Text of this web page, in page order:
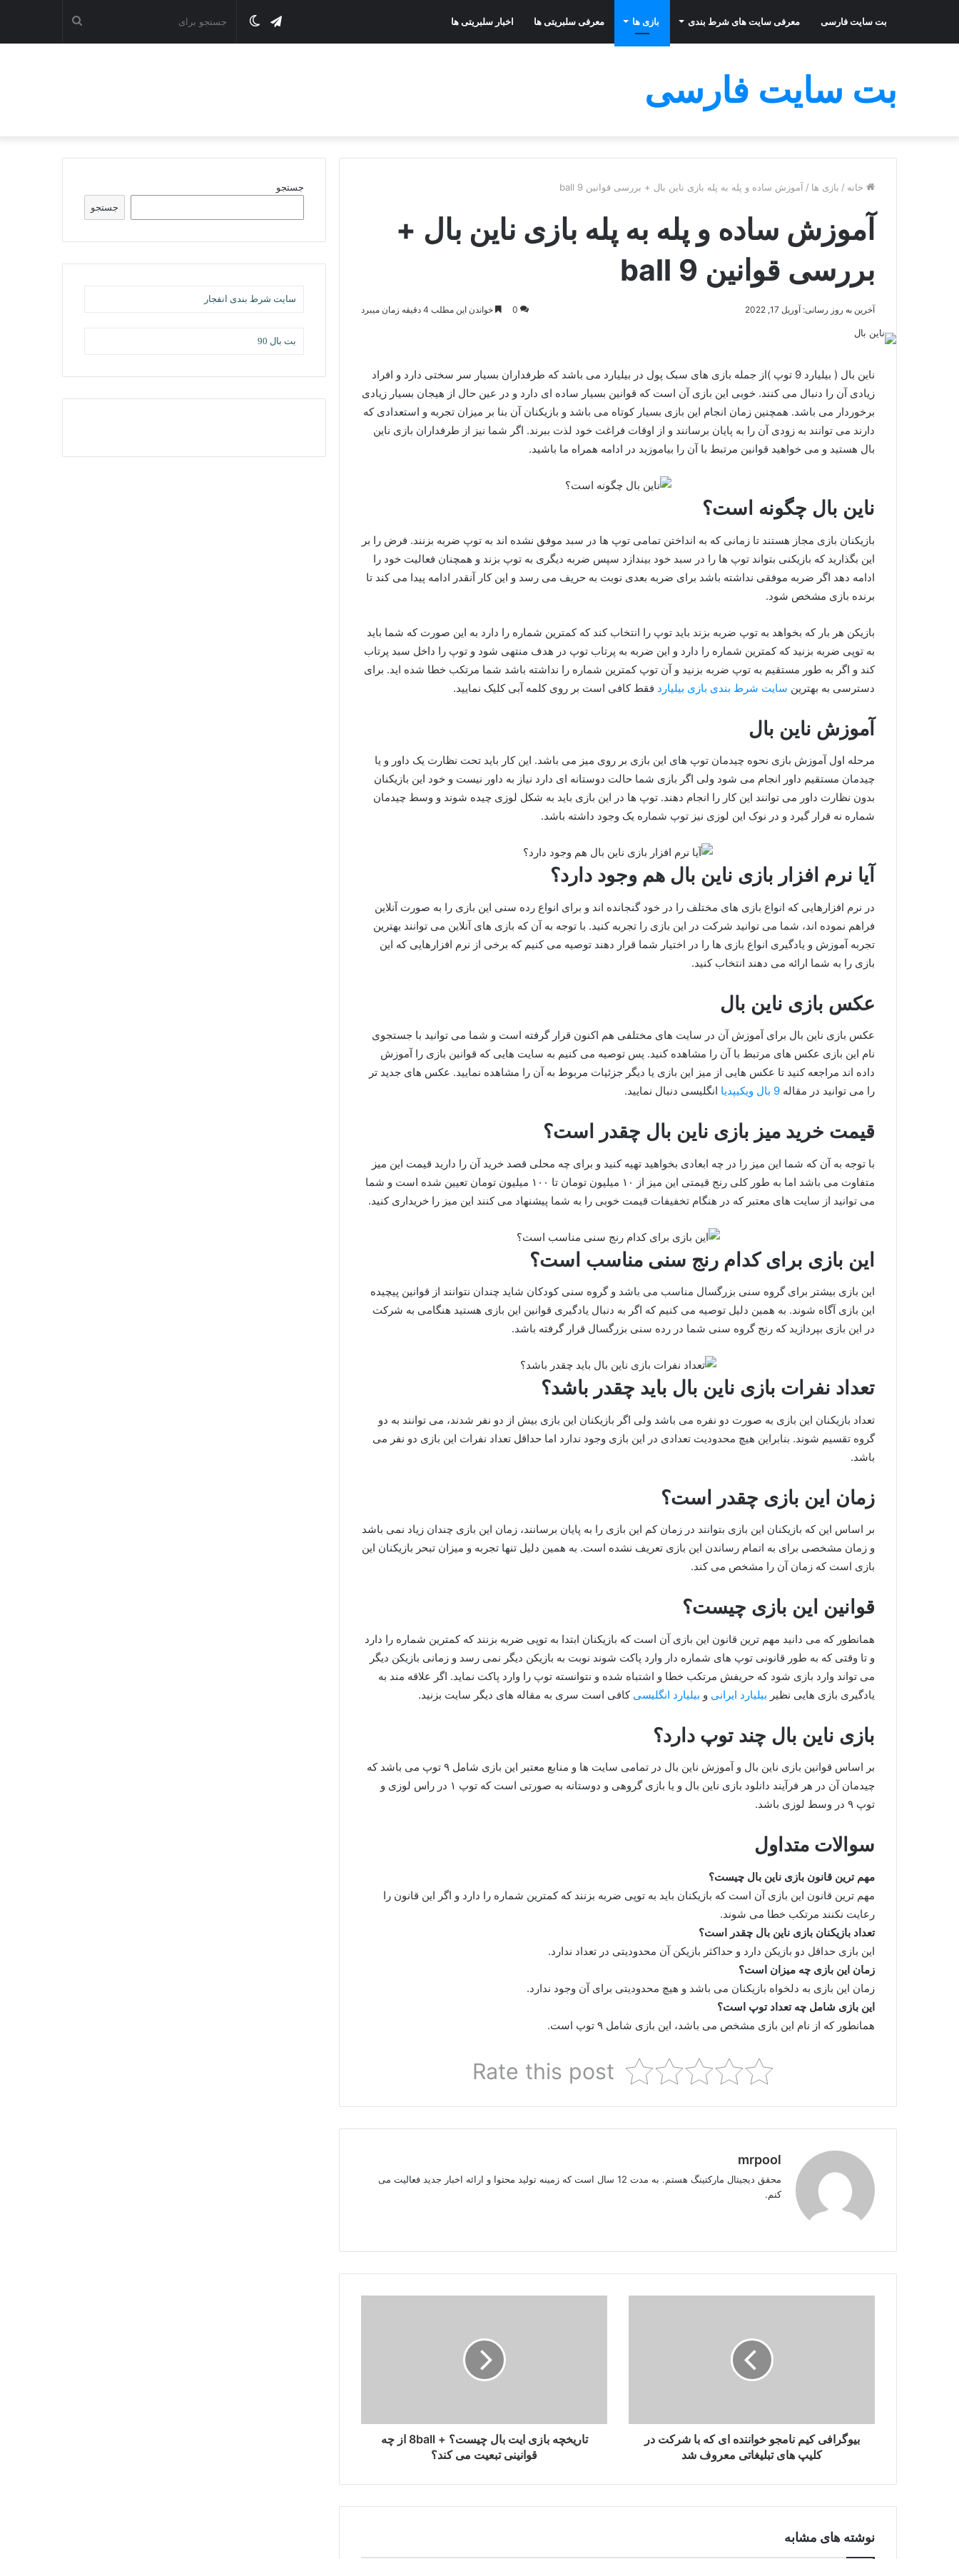
بت سایت فارسی معرفی سایت های شرط بندی بازی ها معرفی سلبریتی ها اخبار سلبریتی ها جستجو تغییرتلگرام
بت سایت فارسی
خانه / بازی ها / آموزش ساده و پله به پله بازی ناین بال + بررسی قوانین 9 ball
آموزش ساده و پله به پله بازی ناین بال +
بررسی قوانین 9 ball
آخرین به روز رسانی: آوریل 17, 2022 0 خواندن این مطلب 4 دقیقه زمان میبرد
ناین بال ( بیلیارد 9 توپ )از جمله بازی های سبک پول در بیلیارد می باشد که طرفداران بسیار سر سختی دارد و افراد
زیادی آن را دنبال می‌ کنند. خوبی این بازی آن است که قوانین بسیار ساده‌ ای دارد و در عین حال از هیجان بسیار زیادی
برخوردار می باشد. همچنین زمان انجام این بازی بسیار کوتاه می باشد و بازیکنان آن بنا بر میزان تجربه و استعدادی که
دارند می‌ توانند به زودی آن را به پایان برسانند و از اوقات فراغت خود لذت ببرند. اگر شما نیز از طرفداران بازی ناین
بال هستید و می خواهید قوانین مرتبط با آن را بیاموزید در ادامه همراه ما باشید.
ناین بال چگونه است؟
بازیکنان بازی مجاز هستند تا زمانی که به انداختن تمامی توپ ها در سبد موفق نشده اند به توپ ضربه بزنند. فرض را بر
این بگذارید که بازیکنی بتواند توپ ها را در سبد خود بیندازد سپس ضربه دیگری به توپ بزند و همچنان فعالیت خود را
ادامه دهد اگر ضربه موفقی نداشته باشد برای ضربه بعدی نوبت به حریف می‌ رسد و این کار آنقدر ادامه پیدا می‌ کند تا
برنده بازی مشخص شود.
بازیکن هر بار که بخواهد به توپ ضربه بزند باید توپ را انتخاب کند که کمترین شماره را دارد به این صورت که شما باید
به توپی ضربه بزنید که کمترین شماره را دارد و این ضربه به پرتاب توپ در هدف منتهی شود و توپ را داخل سبد پرتاب
کند و اگر به طور مستقیم به توپ ضربه بزنید و آن توپ کمترین شماره را نداشته باشد شما مرتکب خطا شده اید. برای
دسترسی به بهترین سایت شرط بندی بازی بیلیارد فقط کافی است بر روی کلمه آبی کلیک نمایید.
آموزش ناین بال
مرحله اول آموزش بازی نحوه چیدمان توپ های این بازی بر روی میز می باشد. این کار باید تحت نظارت یک داور و یا
چیدمان مستقیم داور انجام می‌ شود ولی اگر بازی شما حالت دوستانه‌ ای دارد نیاز به داور نیست و خود این بازیکنان
بدون نظارت داور می‌ توانند این کار را انجام دهند. توپ ها در این بازی باید به شکل لوزی چیده شوند و وسط چیدمان
شماره نه قرار گیرد و در نوک این لوزی نیز توپ شماره یک وجود داشته باشد.
آیا نرم افزار بازی ناین بال هم وجود دارد؟
در نرم‌ افزارهایی که انواع بازی های مختلف را در خود گنجانده اند و برای انواع رده سنی این بازی را به صورت آنلاین
فراهم نموده اند، شما می‌ توانید شرکت در این بازی را تجربه کنید. با توجه به آن که بازی های آنلاین می توانند بهترین
تجربه آموزش و یادگیری انواع بازی‌ ها را در اختیار شما قرار دهند توصیه می‌ کنیم که برخی از نرم افزارهایی که این
بازی را به شما ارائه می دهند انتخاب کنید.
عکس بازی ناین بال
عکس بازی ناین بال برای آموزش آن در سایت های مختلفی هم اکنون قرار گرفته است و شما می توانید با جستجوی
نام این بازی عکس های مرتبط با آن را مشاهده کنید. پس توصیه می کنیم به سایت هایی که قوانین بازی را آموزش
داده اند مراجعه کنید تا عکس هایی از میز این بازی یا دیگر جزئیات مربوط به آن را مشاهده نمایید. عکس های جدید تر
را می توانید در مقاله 9 بال ویکیپدیا انگلیسی دنبال نمایید.
قیمت خرید میز بازی ناین بال چقدر است؟
با توجه به آن که شما این میز را در چه ابعادی بخواهید تهیه کنید و برای چه محلی قصد خرید آن را دارید قیمت این میز
متفاوت می باشد اما به طور کلی رنج قیمتی این میز از ۱۰ میلیون تومان تا ۱۰۰ میلیون تومان تعیین شده است و شما
می توانید از سایت های معتبر که در هنگام تخفیفات قیمت خوبی را به شما پیشنهاد می کنند این میز را خریداری کنید.
این بازی برای کدام رنج سنی مناسب است؟
این بازی بیشتر برای گروه سنی بزرگسال مناسب می باشد و گروه سنی کودکان شاید چندان نتوانند از قوانین پیچیده
این بازی آگاه شوند. به همین دلیل توصیه می کنیم که اگر به دنبال یادگیری قوانین این بازی هستید هنگامی به شرکت
در این بازی بپردازید که رنج گروه سنی شما در رده سنی بزرگسال قرار گرفته باشد.
تعداد نفرات بازی ناین بال باید چقدر باشد؟
تعداد بازیکنان این بازی به صورت دو نفره می باشد ولی اگر بازیکنان این بازی بیش از دو نفر شدند، می‌ توانند به دو
گروه تقسیم شوند. بنابراین هیچ محدودیت تعدادی در این بازی وجود ندارد اما حداقل تعداد نفرات این بازی دو نفر می‌
باشد.
زمان این بازی چقدر است؟
بر اساس این که بازیکنان این بازی بتوانند در زمان کم این بازی را به پایان برسانند، زمان این بازی چندان زیاد نمی باشد
و زمان مشخصی برای به اتمام رساندن این بازی تعریف نشده است. به همین دلیل تنها تجربه و میزان تبحر بازیکنان این
بازی است که زمان آن را مشخص می‌ کند.
قوانین این بازی چیست؟
همانطور که می دانید مهم ترین قانون این بازی آن است که بازیکنان ابتدا به توپی ضربه بزنند که کمترین شماره را دارد
و تا وقتی که به طور قانونی توپ های شماره دار وارد پاکت شوند نوبت به بازیکن دیگر نمی رسد و زمانی بازیکن دیگر
می‌ تواند وارد بازی شود که حریفش مرتکب خطا و اشتباه شده و نتوانسته توپ را وارد پاکت نماید. اگر علاقه مند به
یادگیری بازی هایی نظیر بیلیارد ایرانی و بیلیارد انگلیسی کافی است سری به مقاله های دیگر سایت بزنید.
بازی ناین بال چند توپ دارد؟
بر اساس قوانین بازی ناین بال و آموزش ناین بال در تمامی سایت ها و منابع معتبر این بازی شامل ۹ توپ می باشد که
چیدمان آن در هر فرآیند دانلود بازی ناین بال و یا بازی گروهی و دوستانه به صورتی است که توپ ۱ در راس لوزی و
توپ ۹ در وسط لوزی باشد.
سوالات متداول
مهم ترین قانون بازی ناین بال چیست؟
مهم ترین قانون این بازی آن است که بازیکنان باید به توپی ضربه بزنند که کمترین شماره را دارد و اگر این قانون را
رعایت نکنند مرتکب خطا می شوند.
تعداد بازیکنان بازی ناین بال چقدر است؟
این بازی حداقل دو بازیکن دارد و حداکثر بازیکن آن محدودیتی در تعداد ندارد.
زمان این بازی چه میزان است؟
زمان این بازی به دلخواه بازیکنان می باشد و هیچ محدودیتی برای آن وجود ندارد.
این بازی شامل چه تعداد توپ است؟
همانطور که از نام این بازی مشخص می باشد، این بازی شامل ۹ توپ است.
Rate this post
mrpool
محقق دیجیتال مارکتینگ هستم. به مدت 12 سال است که زمینه تولید محتوا و ارائه اخبار جدید فعالیت می
کنم.
بیوگرافی کیم نامجو خواننده ای که با شرکت در
کلیپ های تبلیغاتی معروف شد
تاریخچه بازی ایت بال چیست؟ + 8ball از چه
قوانینی تبعیت می کند؟
نوشته های مشابه
جستجو
جستجو
سایت شرط بندی انفجار
بت بال 90